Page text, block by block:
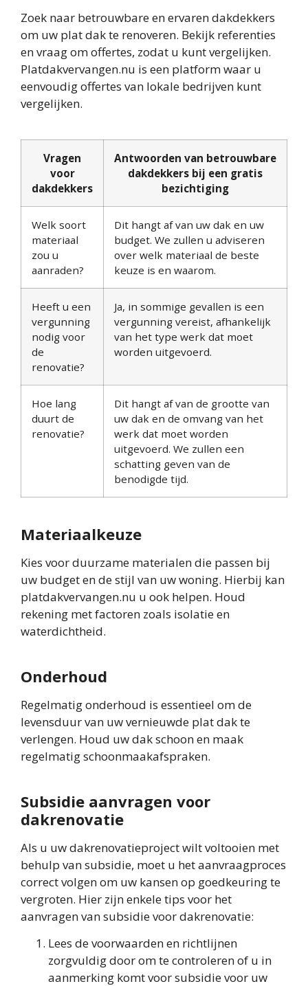
Zoek naar betrouwbare en ervaren dakdekkers
om uw plat dak te renoveren. Bekijk referenties
en vraag om offertes, zodat u kunt vergelijken.
Platdakvervangen.nu is een platform waar u
eenvoudig offertes van lokale bedrijven kunt
vergelijken.
Vragen
voor
dakdekkers
Antwoorden van betrouwbare
dakdekkers bij een gratis
bezichtiging
Welk soort
materiaal
zou u
aanraden?
Dit hangt af van uw dak en uw
budget. We zullen u adviseren
over welk materiaal de beste
keuze is en waarom.
Heeft u een
vergunning
nodig voor
de
renovatie?
Ja, in sommige gevallen is een
vergunning vereist, afhankelijk
van het type werk dat moet
worden uitgevoerd.
Hoe lang
duurt de
renovatie?
Dit hangt af van de grootte van
uw dak en de omvang van het
werk dat moet worden
uitgevoerd. We zullen een
schatting geven van de
benodigde tijd.
Materiaalkeuze
Kies voor duurzame materialen die passen bij
uw budget en de stijl van uw woning. Hierbij kan
platdakvervangen.nu u ook helpen. Houd
rekening met factoren zoals isolatie en
waterdichtheid.
Onderhoud
Regelmatig onderhoud is essentieel om de
levensduur van uw vernieuwde plat dak te
verlengen. Houd uw dak schoon en maak
regelmatig schoonmaakafspraken.
Subsidie aanvragen voor
dakrenovatie
Als u uw dakrenovatieproject wilt voltooien met
behulp van subsidie, moet u het aanvraagproces
correct volgen om uw kansen op goedkeuring te
vergroten. Hier zijn enkele tips voor het
aanvragen van subsidie voor dakrenovatie:
Lees de voorwaarden en richtlijnen
zorgvuldig door om te controleren of u in
aanmerking komt voor subsidie voor uw